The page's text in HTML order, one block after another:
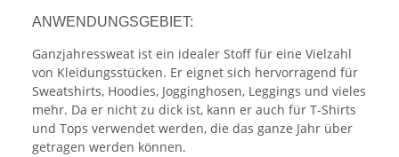
ANWENDUNGSGEBIET:
Ganzjahressweat ist ein idealer Stoff für eine Vielzahl
von Kleidungsstücken. Er eignet sich hervorragend für
Sweatshirts, Hoodies, Jogginghosen, Leggings und vieles
mehr. Da er nicht zu dick ist, kann er auch für T-Shirts
und Tops verwendet werden, die das ganze Jahr über
getragen werden können.